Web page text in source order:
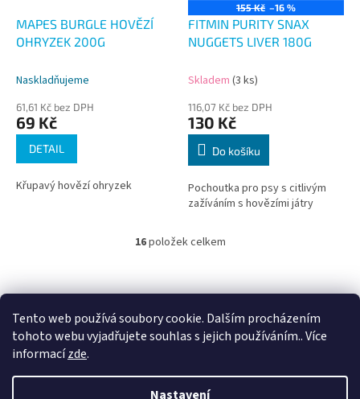
Tento web používá soubory cookie. Dalším procházením
tohoto webu vyjadřujete souhlas s jejich používáním.. Více
informacízde.
Nastavení
MAPES BURGLE HOVĚZÍ
OHRYZEK 200G
Naskladňujeme
61,61 Kč bez DPH
69 Kč
DETAIL
Křupavý hovězí ohryzek
155 Kč –16 %
FITMIN PURITY SNAX
NUGGETS LIVER 180G
Skladem (3 ks)
116,07 Kč bez DPH
130 Kč
Do košíku
Pochoutka pro psy s citlivým
zažíváním s hovězími játry
O
á
d
a
c
16položek celkem
á